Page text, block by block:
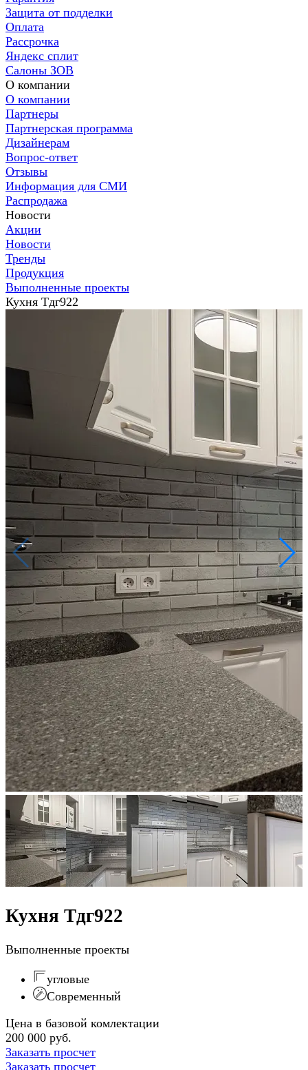
Защита от подделки
Оплата
Рассрочка
Яндекс сплит
Салоны ЗОВ
О компании
О компании
Партнеры
Партнерская программа
Дизайнерам
Вопрос-ответ
Отзывы
Информация для СМИ
Распродажа
Новости
Акции
Новости
Тренды
Продукция
Выполненные проекты
Кухня Тдг922
Кухня Тдг922
Выполненные проекты
угловые
Современный
Цена в базовой комлектации
200 000 руб.
Заказать просчет
Заказать просчет